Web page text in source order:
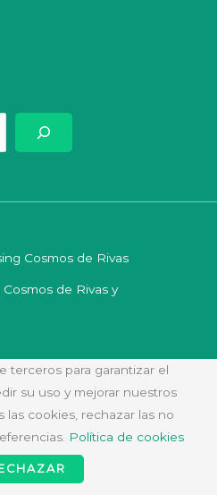
Cosmos de Rivas
de Rivas y
terceros para garantizar el
su uso y mejorar nuestros
las cookies, rechazar las no
Política de cookies